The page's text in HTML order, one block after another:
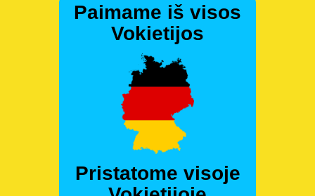
Paimame iš visos
Vokietijos
Pristatome visoje